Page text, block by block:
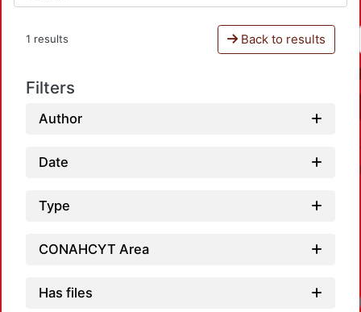
1 results Back to results
Filters
Author
Date
Type
CONAHCYT Area
Has files